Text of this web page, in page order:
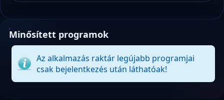
Minősített programok
Az alkalmazás raktár legújabb programjai
csak bejelentkezés után láthatóak!